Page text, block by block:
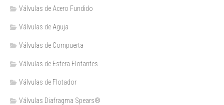
Válvulas de Acero Fundido
Válvulas de Aguja
Válvulas de Compuerta
Válvulas de Esfera Flotantes
Válvulas de Flotador
Válvulas Diafragma Spears®️